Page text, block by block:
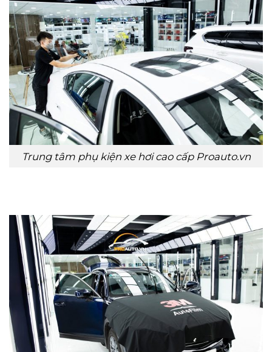
Trung tâm phụ kiện xe hơi cao cấp Proauto.vn